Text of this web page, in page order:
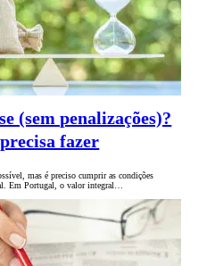
(sem penalizações)?
fazer
mas é preciso cumprir as condições
Em Portugal, o valor integral…